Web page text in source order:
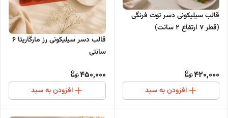
قالب سیلیکونی دسر توت فرنگی
(قطر ۷ ارتفاع ۲ سانت)
420,000
افزودن به سبد
قالب دسر سیلیکونی رز مارگاریتا ۶
سانتی
450,000
افزودن به سبد